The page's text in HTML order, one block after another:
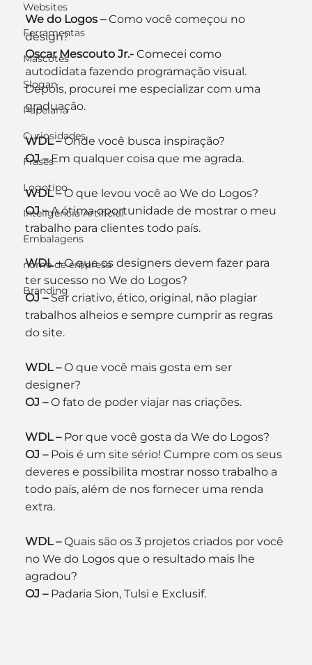
Websites
Ferramentas
Mascotes
Slogan
Papelaria
Curiosidades
Frases
Logotipo
Inteligência Artificial
Embalagens
nome de empresa
Branding
We do Logos – Como você começou no
design?
Oscar Mescouto Jr.- Comecei como
autodidata fazendo programação visual.
Depois, procurei me especializar com uma
graduação.
WDL – Onde você busca inspiração?
OJ – Em qualquer coisa que me agrada.
WDL – O que levou você ao We do Logos?
OJ – A ótima oportunidade de mostrar o meu
trabalho para clientes todo país.
WDL – O que os designers devem fazer para
ter sucesso no We do Logos?
OJ – Ser criativo, ético, original, não plagiar
trabalhos alheios e sempre cumprir as regras
do site.
WDL – O que você mais gosta em ser
designer?
OJ – O fato de poder viajar nas criações.
WDL – Por que você gosta da We do Logos?
OJ – Pois é um site sério! Cumpre com os seus
deveres e possibilita mostrar nosso trabalho a
todo país, além de nos fornecer uma renda
extra.
WDL – Quais são os 3 projetos criados por você
no We do Logos que o resultado mais lhe
agradou?
OJ – Padaria Sion, Tulsi e Exclusif.